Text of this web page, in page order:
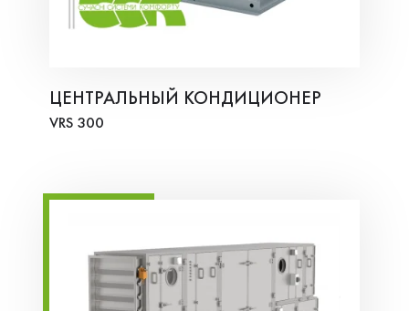
ЦЕНТРАЛЬНЫЙ КОНДИЦИОНЕР
VRS 300